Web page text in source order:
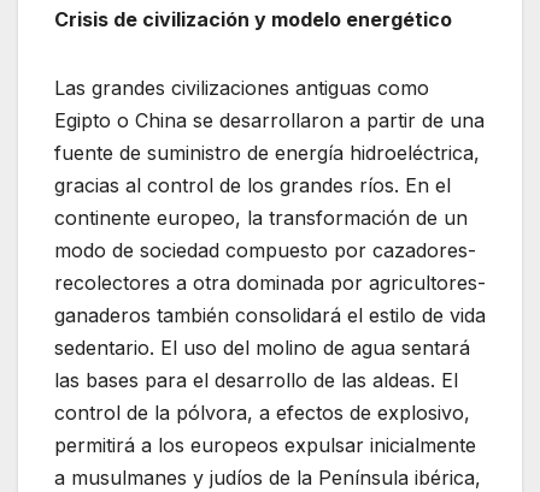
Crisis de civilización y modelo energético
Las grandes civilizaciones antiguas como
Egipto o China se desarrollaron a partir de una
fuente de suministro de energía hidroeléctrica,
gracias al control de los grandes ríos. En el
continente europeo, la transformación de un
modo de sociedad compuesto por cazadores-
recolectores a otra dominada por agricultores-
ganaderos también consolidará el estilo de vida
sedentario. El uso del molino de agua sentará
las bases para el desarrollo de las aldeas. El
control de la pólvora, a efectos de explosivo,
permitirá a los europeos expulsar inicialmente
a musulmanes y judíos de la Península ibérica,